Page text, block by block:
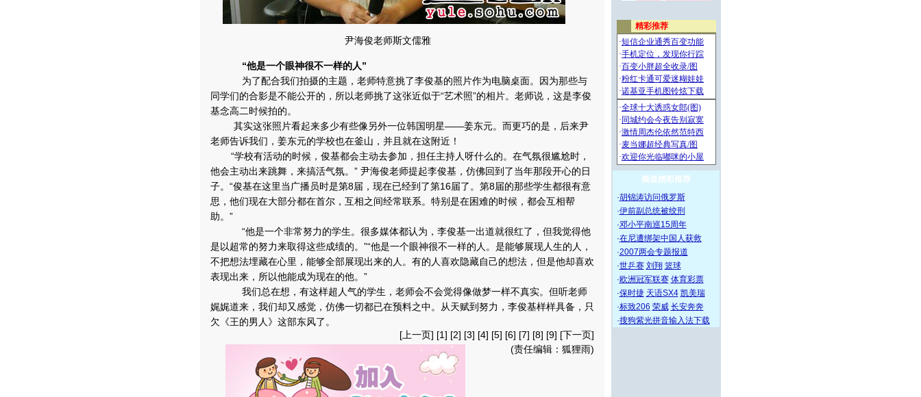
尹海俊老师斯文儒雅
“他是一个眼神很不一样的人”
为了配合我们拍摄的主题，老师特意挑了李俊基的照片作为电脑桌面。因为那些与
同学们的合影是不能公开的，所以老师挑了这张近似于“艺术照”的相片。老师说，这是李俊
基念高二时候拍的。
其实这张照片看起来多少有些像另外一位韩国明星——姜东元。而更巧的是，后来尹
老师告诉我们，姜东元的学校也在釜山，并且就在这附近！
“学校有活动的时候，俊基都会主动去参加，担任主持人呀什么的。在气氛很尴尬时，
他会主动出来跳舞，来搞活气氛。” 尹海俊老师提起李俊基，仿佛回到了当年那段开心的日
子。“俊基在这里当广播员时是第8届，现在已经到了第16届了。第8届的那些学生都很有意
思，他们现在大部分都在首尔，互相之间经常联系。特别是在困难的时候，都会互相帮
助。”
“他是一个非常努力的学生。很多媒体都认为，李俊基一出道就很红了，但我觉得他
是以超常的努力来取得这些成绩的。”“他是一个眼神很不一样的人。是能够展现人生的人，
不把想法埋藏在心里，能够全部展现出来的人。有的人喜欢隐藏自己的想法，但是他却喜欢
表现出来，所以他能成为现在的他。”
我们总在想，有这样超人气的学生，老师会不会觉得像做梦一样不真实。但听老师
娓娓道来，我们却又感觉，仿佛一切都已在预料之中。从天赋到努力，李俊基样样具备，只
欠《王的男人》这部东风了。
[ 上一页] [1] [2] [3] [4] [5] [6] [7] [8] [9] [下一页]
(责任编辑：狐狸雨)
频道精彩推荐
·胡锦涛访问俄罗斯
·伊前副总统被绞刑
·邓小平南巡15周年
·在尼遭绑架中国人获救
·2007两会专题报道
·世乒赛 刘翔 篮球
·欧洲冠军联赛 体育彩票
·保时捷 天语SX4 凯美瑞
·标致206 荣威 长安奔奔
·搜狗紫光拼音输入法下载